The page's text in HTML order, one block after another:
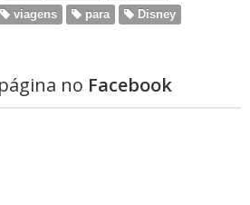
viagens para Disney
no Facebook